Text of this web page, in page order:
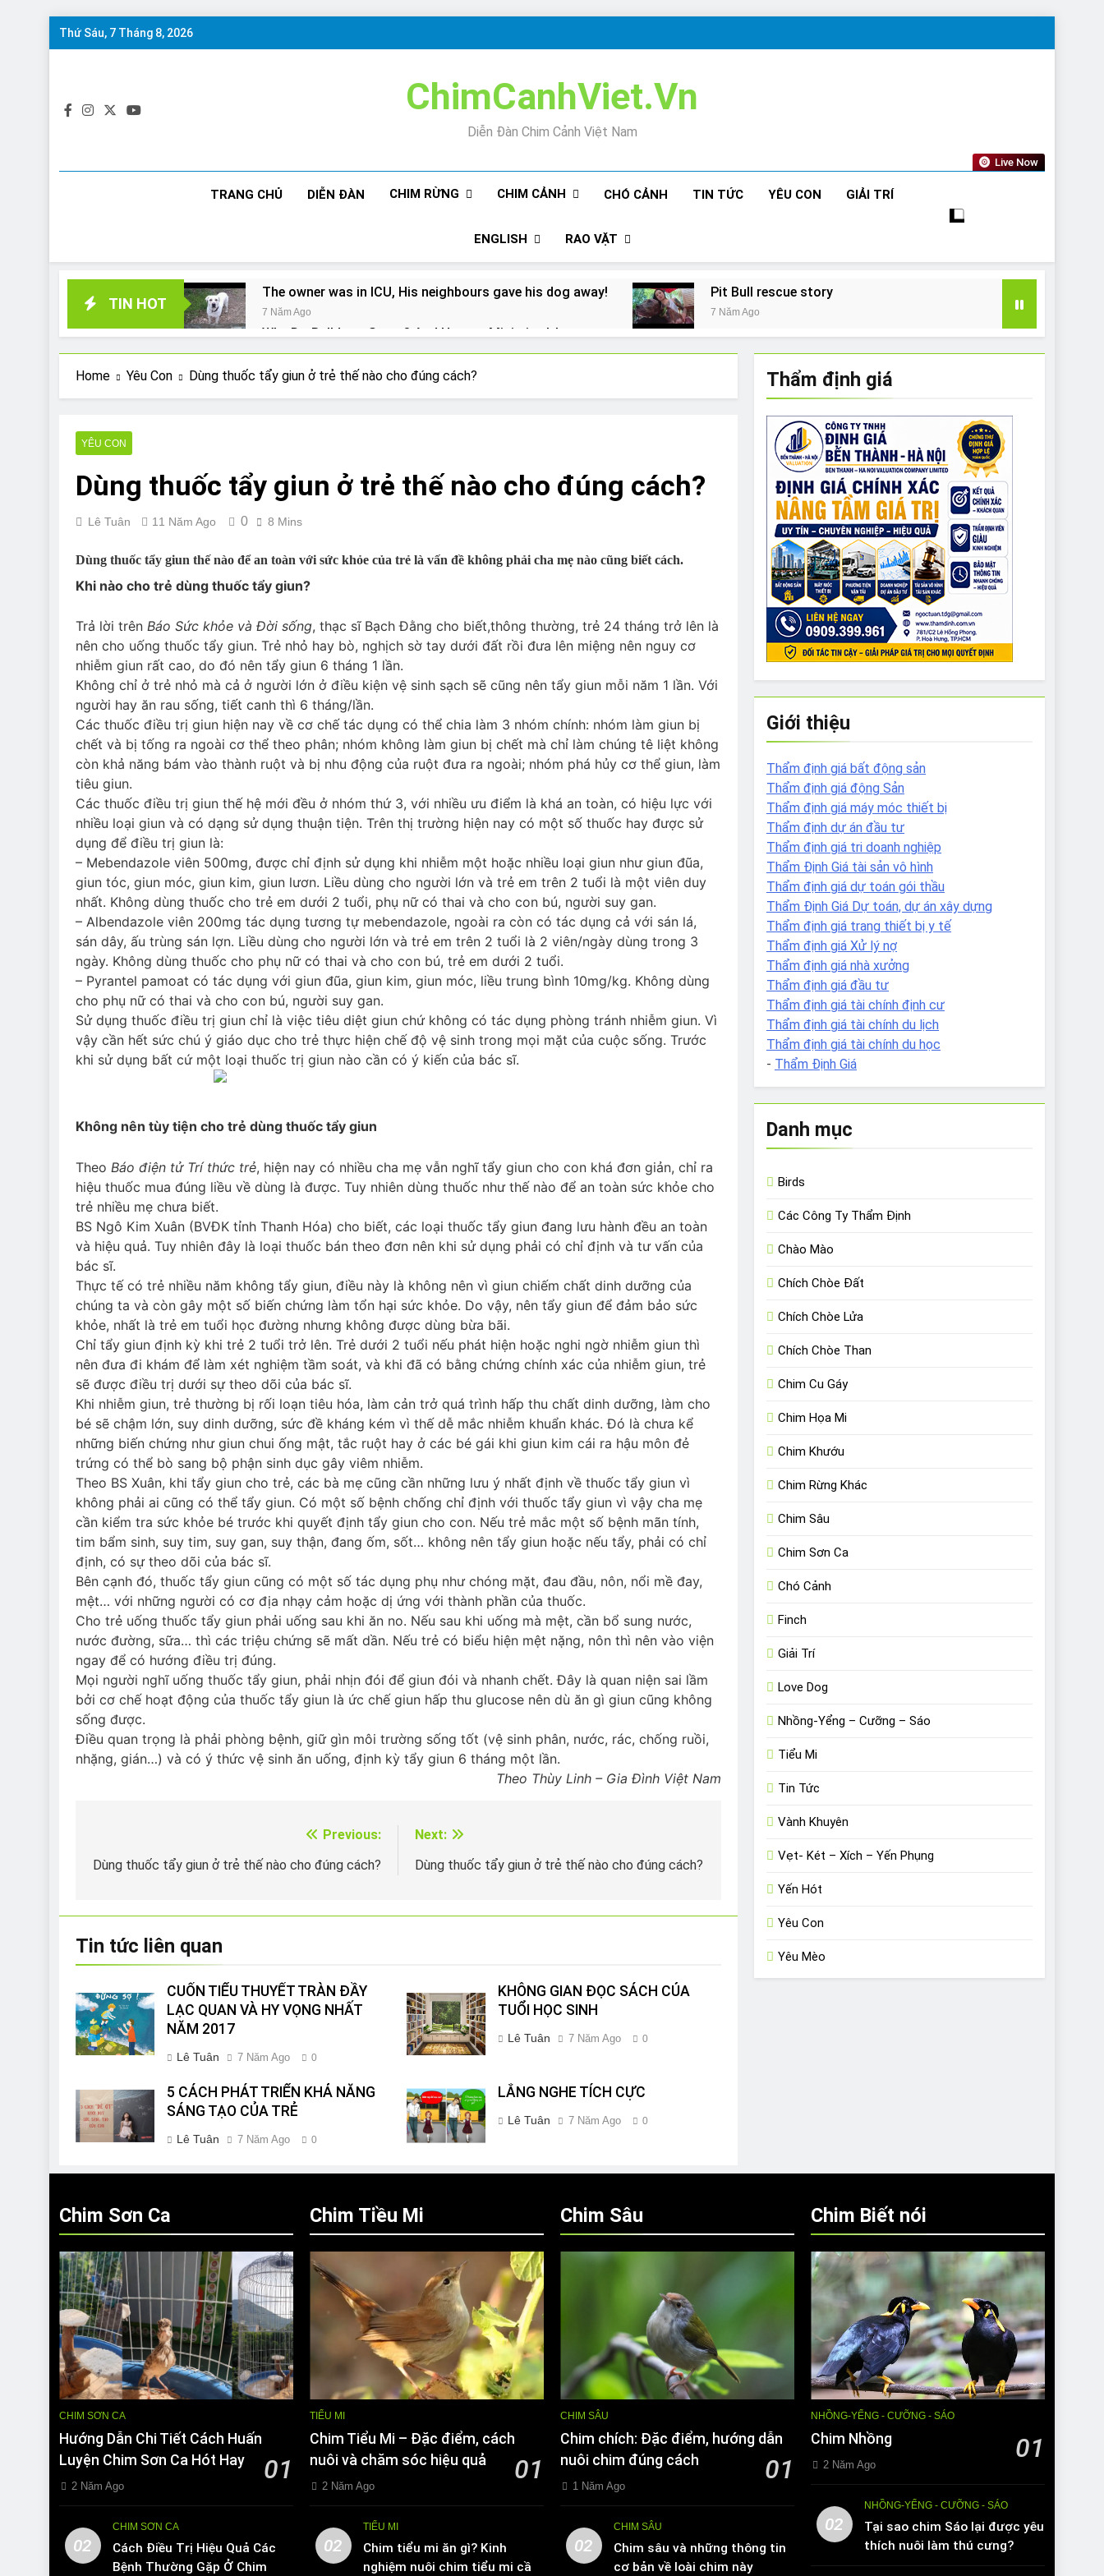
Skip
Thứ Sáu, 7 Tháng 8, 2026
ChimCanhViet.Vn
Diễn Đàn Chim Cảnh Việt Nam
Live Now
TRANG CHỦ DIỄN ĐÀN CHIM RỪNG CHIM CẢNH CHÓ CẢNH TIN TỨC YÊU CON GIẢI TRÍ
ENGLISH RAO VẶT
TIN HOT
The owner was in ICU, His neighbours gave his dog away!
7 Năm Ago
Pit Bull rescue story
7 Năm Ago
Why Do Bulldogs Snore? And How to Minimize It!
7 Năm Ago
Are Bulldogs Lazy? Not as much as you think and here’s why!
The Ultimate Guide to What Bulldogs Can (and can’t) Eat
7 Năm Ago
Can Bulldogs Run Long Distances?
7 Năm Ago
Can Bulldogs Play Fetch? And How to Train Them!
7 Năm Ago
How Often Do I Need to Groom My Bulldog
Home Yêu Con Dùng thuốc tẩy giun ở trẻ thế nào cho đúng cách?
YÊU CON
Dùng thuốc tẩy giun ở trẻ thế nào cho đúng cách?
Lê Tuân 11 Năm Ago 0 8 Mins
Dùng thuốc tẩy giun thế nào để an toàn với sức khỏe của trẻ là vấn đề không phải cha mẹ nào cũng biết cách.
Khi nào cho trẻ dùng thuốc tẩy giun?
Trả lời trên Báo Sức khỏe và Đời sống, thạc sĩ Bạch Đằng cho biết,thông thường, trẻ 24 tháng trở lên là
nên cho uống thuốc tẩy giun. Trẻ nhỏ hay bò, nghịch sờ tay dưới đất rồi đưa lên miệng nên nguy cơ
nhiễm giun rất cao, do đó nên tẩy giun 6 tháng 1 lần.
Không chỉ ở trẻ nhỏ mà cả ở người lớn ở điều kiện vệ sinh sạch sẽ cũng nên tẩy giun mỗi năm 1 lần. Với
người hay ăn rau sống, tiết canh thì 6 tháng/lần.
Các thuốc điều trị giun hiện nay về cơ chế tác dụng có thể chia làm 3 nhóm chính: nhóm làm giun bị
chết và bị tống ra ngoài cơ thể theo phân; nhóm không làm giun bị chết mà chỉ làm chúng tê liệt không
còn khả năng bám vào thành ruột và bị nhu động của ruột đưa ra ngoài; nhóm phá hủy cơ thể giun, làm
tiêu giun.
Các thuốc điều trị giun thế hệ mới đều ở nhóm thứ 3, với nhiều ưu điểm là khá an toàn, có hiệu lực với
nhiều loại giun và có dạng sử dụng thuận tiện. Trên thị trường hiện nay có một số thuốc hay được sử
dụng để điều trị giun là:
– Mebendazole viên 500mg, được chỉ định sử dụng khi nhiễm một hoặc nhiều loại giun như giun đũa,
giun tóc, giun móc, giun kim, giun lươn. Liều dùng cho người lớn và trẻ em trên 2 tuổi là một viên duy
nhất. Không dùng thuốc cho trẻ em dưới 2 tuổi, phụ nữ có thai và cho con bú, người suy gan.
– Albendazole viên 200mg tác dụng tương tự mebendazole, ngoài ra còn có tác dụng cả với sán lá,
sán dây, ấu trùng sán lợn. Liều dùng cho người lớn và trẻ em trên 2 tuổi là 2 viên/ngày dùng trong 3
ngày. Không dùng thuốc cho phụ nữ có thai và cho con bú, trẻ em dưới 2 tuổi.
– Pyrantel pamoat có tác dụng với giun đũa, giun kim, giun móc, liều trung bình 10mg/kg. Không dùng
cho phụ nữ có thai và cho con bú, người suy gan.
Sử dụng thuốc điều trị giun chỉ là việc tiêu diệt giun chứ không có tác dụng phòng tránh nhiễm giun. Vì
vậy cần hết sức chú ý giáo dục cho trẻ thực hiện chế độ vệ sinh trong mọi mặt của cuộc sống. Trước
khi sử dụng bất cứ một loại thuốc trị giun nào cần có ý kiến của bác sĩ.
Không nên tùy tiện cho trẻ dùng thuốc tẩy giun
Theo Báo điện tử Trí thức trẻ, hiện nay có nhiều cha mẹ vẫn nghĩ tẩy giun cho con khá đơn giản, chỉ ra
hiệu thuốc mua đúng liều về dùng là được. Tuy nhiên dùng thuốc như thế nào để an toàn sức khỏe cho
trẻ nhiều mẹ chưa biết.
BS Ngô Kim Xuân (BVĐK tỉnh Thanh Hóa) cho biết, các loại thuốc tẩy giun đang lưu hành đều an toàn
và hiệu quả. Tuy nhiên đây là loại thuốc bán theo đơn nên khi sử dụng phải có chỉ định và tư vấn của
bác sĩ.
Thực tế có trẻ nhiều năm không tẩy giun, điều này là không nên vì giun chiếm chất dinh dưỡng của
chúng ta và còn gây một số biến chứng làm tổn hại sức khỏe. Do vậy, nên tẩy giun để đảm bảo sức
khỏe, nhất là trẻ em tuổi học đường nhưng không được dùng bừa bãi.
Chỉ tẩy giun định kỳ khi trẻ 2 tuổi trở lên. Trẻ dưới 2 tuổi nếu phát hiện hoặc nghi ngờ nhiễm giun thì
nên đưa đi khám để làm xét nghiệm tầm soát, và khi đã có bằng chứng chính xác của nhiễm giun, trẻ
sẽ được điều trị dưới sự theo dõi của bác sĩ.
Khi nhiễm giun, trẻ thường bị rối loạn tiêu hóa, làm cản trở quá trình hấp thu chất dinh dưỡng, làm cho
bé sẽ chậm lớn, suy dinh dưỡng, sức đề kháng kém vì thế dễ mắc nhiễm khuẩn khác. Đó là chưa kể
những biến chứng như giun chui ống mật, tắc ruột hay ở các bé gái khi giun kim cái ra hậu môn đẻ
trứng có thể bò sang bộ phận sinh dục gây viêm nhiễm.
Theo BS Xuân, khi tẩy giun cho trẻ, các bà mẹ cũng cần những lưu ý nhất định về thuốc tẩy giun vì
không phải ai cũng có thể tẩy giun. Có một số bệnh chống chỉ định với thuốc tẩy giun vì vậy cha mẹ
cần kiểm tra sức khỏe bé trước khi quyết định tẩy giun cho con. Nếu trẻ mắc một số bệnh mãn tính,
tim bẩm sinh, suy tim, suy gan, suy thận, đang ốm, sốt… không nên tẩy giun hoặc nếu tẩy, phải có chỉ
định, có sự theo dõi của bác sĩ.
Bên cạnh đó, thuốc tẩy giun cũng có một số tác dụng phụ như chóng mặt, đau đầu, nôn, nổi mề đay,
mệt… với những người có cơ địa nhạy cảm hoặc dị ứng với thành phần của thuốc.
Cho trẻ uống thuốc tẩy giun phải uống sau khi ăn no. Nếu sau khi uống mà mệt, cần bổ sung nước,
nước đường, sữa… thì các triệu chứng sẽ mất dần. Nếu trẻ có biểu hiện mệt nặng, nôn thì nên vào viện
ngay để có hướng điều trị đúng.
Mọi người nghĩ uống thuốc tẩy giun, phải nhịn đói để giun đói và nhanh chết. Đây là quan niện sai lầm
bởi cơ chế hoạt động của thuốc tẩy giun là ức chế giun hấp thu glucose nên dù ăn gì giun cũng không
sống được.
Điều quan trọng là phải phòng bệnh, giữ gìn môi trường sống tốt (vệ sinh phân, nước, rác, chống ruồi,
nhặng, gián…) và có ý thức vệ sinh ăn uống, định kỳ tẩy giun 6 tháng một lần.
Theo Thùy Linh – Gia Đình Việt Nam
hướng
Previous:
Dùng thuốc tẩy giun ở trẻ thế nào cho đúng cách?
Next:
Dùng thuốc tẩy giun ở trẻ thế nào cho đúng cách?
Tin tức liên quan
CUỐN TIỂU THUYẾT TRÀN ĐẦY
LẠC QUAN VÀ HY VỌNG NHẤT
NĂM 2017
Lê Tuân 7 Năm Ago 0
KHÔNG GIAN ĐỌC SÁCH CỦA
TUỔI HỌC SINH
Lê Tuân 7 Năm Ago 0
5 CÁCH PHÁT TRIỂN KHẢ NĂNG
SÁNG TẠO CỦA TRẺ
Lê Tuân 7 Năm Ago 0
LẮNG NGHE TÍCH CỰC
Lê Tuân 7 Năm Ago 0
Thẩm định giá
Giới thiệu
Thẩm định giá bất động sản
Thẩm định giá động Sản
Thẩm định giá máy móc thiết bị
Thẩm định dự án đầu tư
Thẩm định giá tri doanh nghiệp
Thẩm Định Giá tài sản vô hình
Thẩm định giá dự toán gói thầu
Thẩm Định Giá Dự toán, dự án xây dựng
Thẩm định giá trang thiết bị y tế
Thẩm định giá Xử lý nợ
Thẩm định giá nhà xưởng
Thẩm định giá đầu tư
Thẩm định giá tài chính định cư
Thẩm định giá tài chính du lịch
Thẩm định giá tài chính du học
- Thẩm Định Giá
Danh mục
Birds
Các Công Ty Thẩm Định
Chào Mào
Chích Chòe Đất
Chích Chòe Lửa
Chích Chòe Than
Chim Cu Gáy
Chim Họa Mi
Chim Khướu
Chim Rừng Khác
Chim Sâu
Chim Sơn Ca
Chó Cảnh
Finch
Giải Trí
Love Dog
Nhồng-Yểng – Cưỡng – Sáo
Tiểu Mi
Tin Tức
Vành Khuyên
Vẹt- Két – Xích – Yến Phụng
Yến Hót
Yêu Con
Yêu Mèo
Chim Sơn Ca
CHIM SƠN CA
Hướng Dẫn Chi Tiết Cách Huấn
Luyện Chim Sơn Ca Hót Hay
01
2 Năm Ago
02
CHIM SƠN CA
Cách Điều Trị Hiệu Quả Các
Bệnh Thường Gặp Ở Chim
Chim Tiều Mi
TIỂU MI
Chim Tiểu Mi – Đặc điểm, cách
nuôi và chăm sóc hiệu quả
01
2 Năm Ago
02
TIỂU MI
Chim tiểu mi ăn gì? Kinh
nghiệm nuôi chim tiểu mi cần
Chim Sâu
CHIM SÂU
Chim chích: Đặc điểm, hướng dẫn
nuôi chim đúng cách
01
1 Năm Ago
02
CHIM SÂU
Chim sâu và những thông tin
cơ bản về loài chim này
Chim Biết nói
NHỒNG-YỂNG - CƯỠNG - SÁO
Chim Nhồng 01
2 Năm Ago
02
NHỒNG-YỂNG - CƯỠNG - SÁO
Tại sao chim Sáo lại được yêu
thích nuôi làm thú cưng?